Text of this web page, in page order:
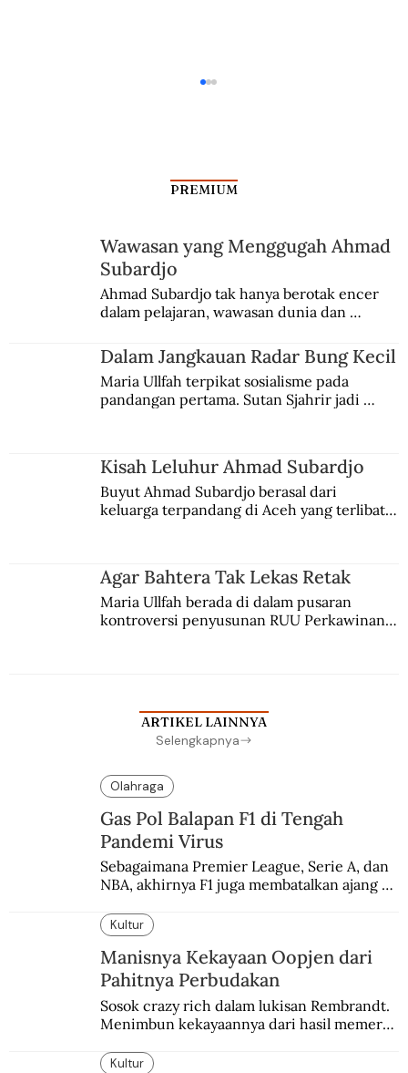
PREMIUM
Wawasan yang Menggugah Ahmad
Subardjo
Ahmad Subardjo tak hanya berotak encer
dalam pelajaran, wawasan dunia dan
Jules Verne, Multatuli, hingga Sun Yat-sen.
Dalam Jangkauan Radar Bung Kecil
Maria Ullfah terpikat sosialisme pada
pandangan pertama. Sutan Sjahrir jadi
Kisah Leluhur Ahmad Subardjo
Buyut Ahmad Subardjo berasal dari
keluarga terpandang di Aceh yang terlibat
Agar Bahtera Tak Lekas Retak
Maria Ullfah berada di dalam pusaran
kontroversi penyusunan RUU Perkawinan.
ARTIKEL LAINNYA
Selengkapnya
Olahraga
Gas Pol Balapan F1 di Tengah
Pandemi Virus
Sebagaimana Premier League, Serie A, dan
NBA, akhirnya F1 juga membatalkan ajang
enam dekade lampau.
Kultur
Manisnya Kekayaan Oopjen dari
Pahitnya Perbudakan
Sosok crazy rich dalam lukisan Rembrandt.
Menimbun kekayaannya dari hasil memeras
Kultur